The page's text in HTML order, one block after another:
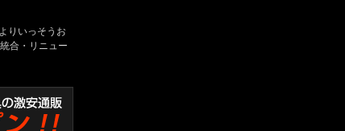
りいっそうお
合・リニュー